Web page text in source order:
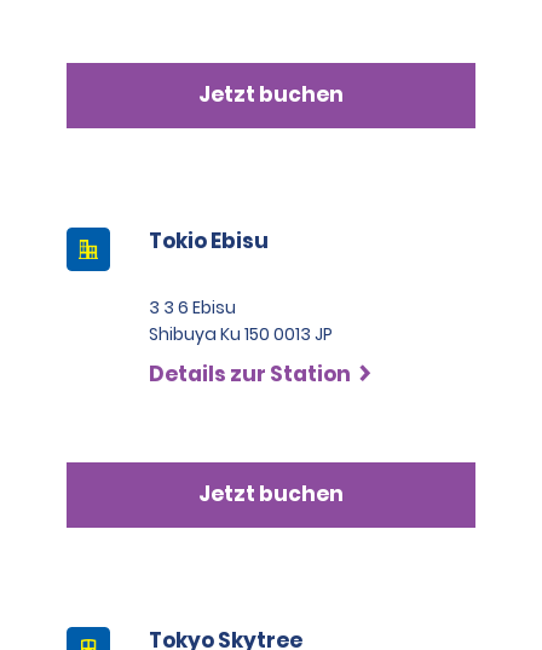
Jetzt buchen
Tokio Ebisu
3 3 6 Ebisu
Shibuya Ku 150 0013 JP
Details zur Station
Jetzt buchen
Tokyo Skytree